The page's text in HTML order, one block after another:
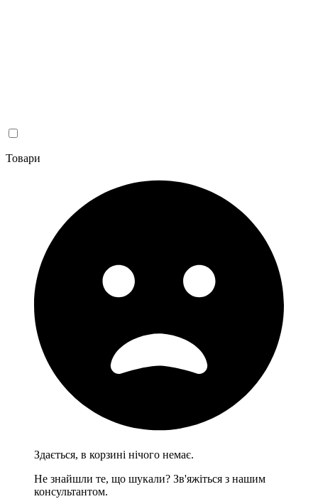
Товари
Здається, в корзині нічого немає.
Не знайшли те, що шукали? Зв'яжіться з нашим
консультантом.